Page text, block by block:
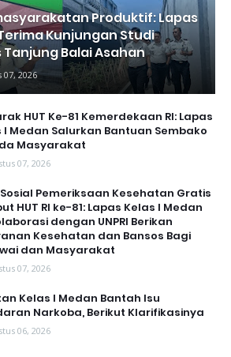
Produktif: Lapas
Kunjungan Studi
Balai Asahan
07, 2026
HUT Ke-81 Kemerdekaan RI: Lapas
I Medan Salurkan Bantuan Sembako
Masyarakat
07, 2026
Pemeriksaan Kesehatan Gratis
HUT RI ke-81: Lapas Kelas I Medan
dengan UNPRI Berikan
Kesehatan dan Bansos Bagi
dan Masyarakat
07, 2026
Kelas I Medan Bantah Isu
Narkoba, Berikut Klarifikasinya
06, 2026